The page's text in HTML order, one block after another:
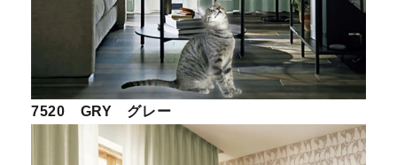
7520 GRY グレー